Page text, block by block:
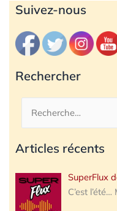
Suivez-nous
Rechercher
Rechercher :
Articles récents
SuperFlux
C’est l’été…
Archives